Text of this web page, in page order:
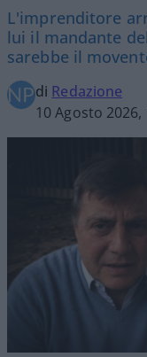
L'imprenditore
lui il mandante
sarebbe il
di Redazione
10 Agosto 2026,